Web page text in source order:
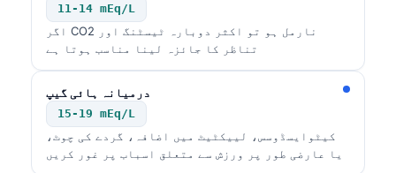
11-14 mEq/L
اگر CO2 نارمل ہو تو اکثر دوبارہ ٹیسٹنگ اور
تناظر کا جائزہ لینا مناسب ہوتا ہے
درمیانہ ہائی گیپ
15-19 mEq/L
کیٹوایسڈوسس، لییکٹیٹ میں اضافہ، گردے کی چوٹ،
یا عارضی طور پر ورزش سے متعلق اسباب پر غور کریں